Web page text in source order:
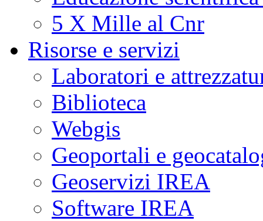
5 X Mille al Cnr
Risorse e servizi
Laboratori e
Biblioteca
Webgis
Geoportali e
Geoservizi IREA
Software IREA